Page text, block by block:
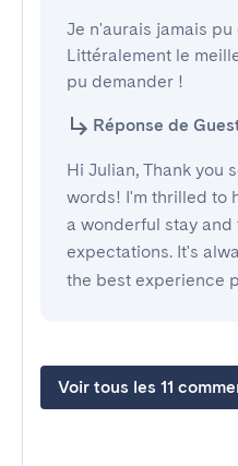
Je n'aurais jamais
Littéralement le
pu demander !
Réponse de
Hi Julian, Thank you
words! I'm thrilled to
a wonderful stay
expectations. It's
the best experience
Voir tous les 11